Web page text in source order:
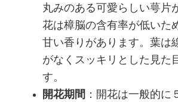
丸みのある可愛らしい萼片
花は樟脳の含有率が低いた
甘い香りがあります。葉は
がなくスッキリとした見た
す。
開花期間 ：開花は一般的に